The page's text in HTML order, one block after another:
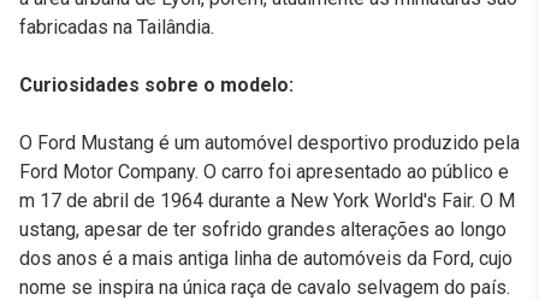
fabricadas na Tailândia.
Curiosidades sobre o modelo:
O Ford Mustang é um automóvel desportivo produzido pela
Ford Motor Company. O carro foi apresentado ao público e
m 17 de abril de 1964 durante a New York World's Fair. O M
ustang, apesar de ter sofrido grandes alterações ao longo
dos anos é a mais antiga linha de automóveis da Ford, cujo
nome se inspira na única raça de cavalo selvagem do país.